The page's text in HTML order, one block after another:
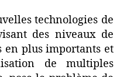
technologies de
des niveaux de
en plus importants et
de multiples